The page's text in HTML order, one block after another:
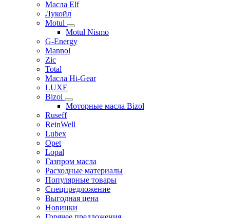
Масла Elf
Лукойл
Motul
Motul Nismo
G-Energy
Mannol
Zic
Total
Масла Hi-Gear
LUXE
Bizol
Моторные масла Bizol
Ruseff
ReinWell
Lubex
Opet
Lopal
Газпром масла
Расходные материалы
Популярные товары
Спецпредложение
Выгодная цена
Новинки